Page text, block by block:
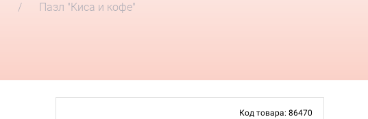
Пазл "Киса и кофе"
Код товара: 86470